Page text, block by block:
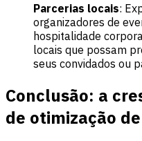
Parcerias locais:
organizadores de
hospitalidade
locais que possam
seus convidados ou
Conclusão: a
de otimização